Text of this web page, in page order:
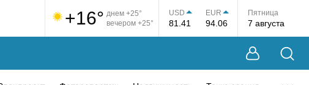
+16° днем +25°
вечером +25°
USD
81.41
EUR
94.06
Пятница
7 августа